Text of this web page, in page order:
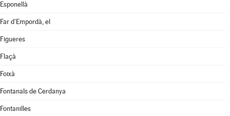
Esponellà
Far d'Empordà, el
Figueres
Flaçà
Foixà
Fontanals de Cerdanya
Fontanilles